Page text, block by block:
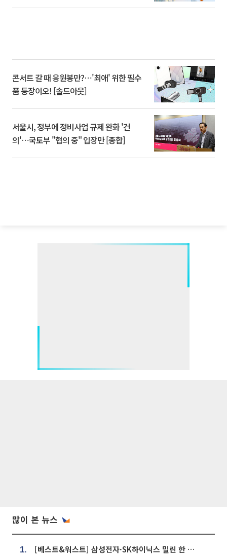
콘서트 갈 때 응원봉만?⋯'최애' 위한 필수
품 등장이오! [솔드아웃]
서울시, 정부에 정비사업 규제 완화 '건
의'⋯국토부 "협의 중" 입장만 [종합]
많이 본 뉴스
1. [베스트&워스트] 삼성전자·SK하이닉스 밀린 한 주…상상인증권은 85% 급등